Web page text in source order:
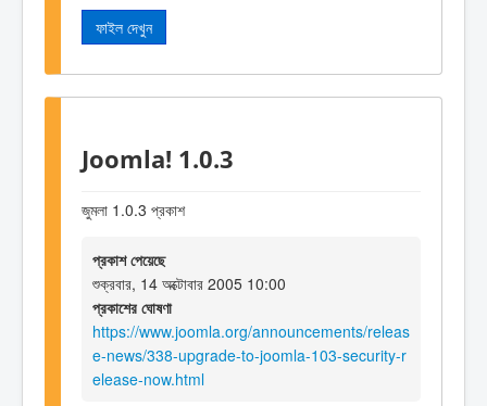
ফাইল দেখুন
Joomla! 1.0.3
জুমলা 1.0.3 প্রকাশ
প্রকাশ পেয়েছে
শুক্রবার, 14 অক্টোবার 2005 10:00
প্রকাশের ঘোষণা
https://www.joomla.org/announcements/releas
e-news/338-upgrade-to-joomla-103-security-r
elease-now.html